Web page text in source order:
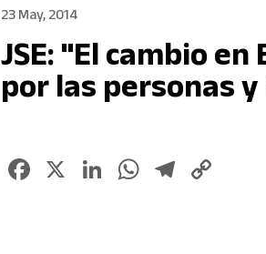
23 May, 2014
JSE: "El cambio
por las personas
Facebook
X LinkedIn
WhatsApp